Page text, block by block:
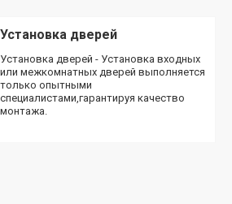
Установка дверей
Установка дверей - Установка входных
или межкомнатных дверей выполняется
только опытными
специалистами,гарантируя качество
монтажа.